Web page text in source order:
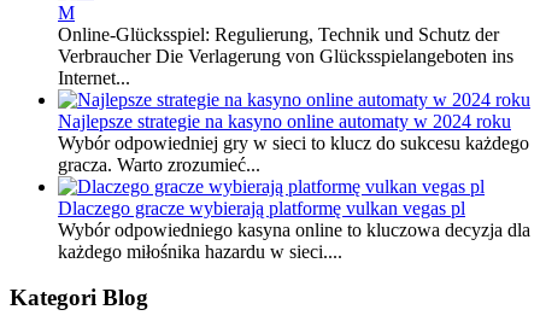
M
Online-Glücksspiel: Regulierung, Technik und Schutz der
Verbraucher Die Verlagerung von Glücksspielangeboten ins
Internet...
Najlepsze strategie na kasyno online automaty w 2024 roku
Wybór odpowiedniej gry w sieci to klucz do sukcesu każdego
gracza. Warto zrozumieć...
Dlaczego gracze wybierają platformę vulkan vegas pl
Wybór odpowiedniego kasyna online to kluczowa decyzja dla
każdego miłośnika hazardu w sieci....
Kategori Blog